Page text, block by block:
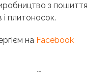
з пошиття
плитоносок.
на Facebook